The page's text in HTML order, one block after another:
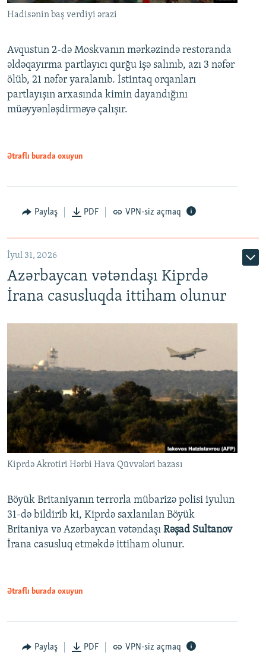
Hadisənin baş verdiyi ərazi
Avqustun 2-də Moskvanın mərkəzində restoranda
əldəqayırma partlayıcı qurğu işə salınıb, azı 3 nəfər
ölüb, 21 nəfər yaralanıb. İstintaq orqanları
partlayışın arxasında kimin dayandığını
müəyyənləşdirməyə çalışır.
Ətraflı burada oxuyun
Paylaş PDF VPN-siz açmaq
İyul 31, 2026
Azərbaycan vətəndaşı Kiprdə
İrana casusluqda ittiham olunur
Kiprdə Akrotiri Hərbi Hava Qüvvələri bazası
Böyük Britaniyanın terrorla mübarizə polisi iyulun
31-də bildirib ki, Kiprdə saxlanılan Böyük
Britaniya və Azərbaycan vətəndaşı Rəşad Sultanov
İrana casusluq etməkdə ittiham olunur.
Ətraflı burada oxuyun
Paylaş PDF VPN-siz açmaq